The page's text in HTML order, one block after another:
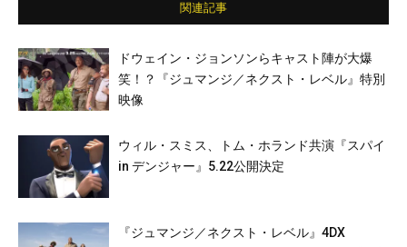
関連記事
ドウェイン・ジョンソンらキャスト陣が大爆
笑！？『ジュマンジ／ネクスト・レベル』特別
映像
ウィル・スミス、トム・ホランド共演『スパイ
in デンジャー』5.22公開決定
『ジュマンジ／ネクスト・レベル』4DX